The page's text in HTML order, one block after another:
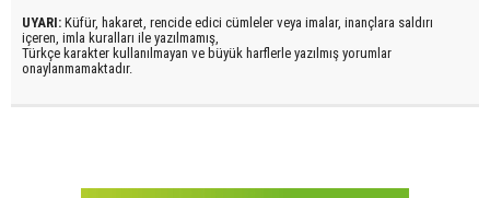
UYARI: Küfür, hakaret, rencide edici cümleler veya imalar, inançlara saldırı
içeren, imla kuralları ile yazılmamış,
Türkçe karakter kullanılmayan ve büyük harflerle yazılmış yorumlar
onaylanmamaktadır.